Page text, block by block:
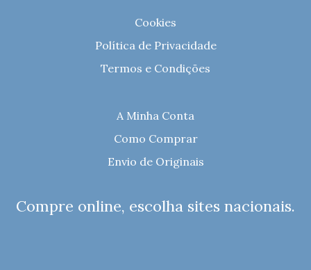
Cookies
Política de Privacidade
Termos e Condições
A Minha Conta
Como Comprar
Envio de Originais
Compre online, escolha sites nacionais.